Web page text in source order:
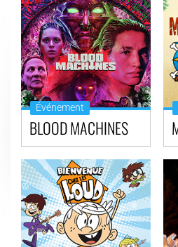
Événement
BLOOD MACHINES